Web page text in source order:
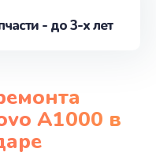
- до 3-х лет
A1000 в